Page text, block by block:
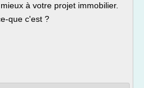
à votre projet immobilier.
que c'est ?